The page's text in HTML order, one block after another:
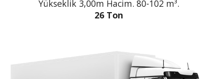
Yükseklik 3,00m Hacim. 80-102 m³.
26 Ton